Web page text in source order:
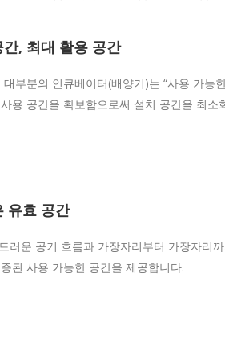
, 최대 활용 공간
대부분의 인큐베이터(배양기)는 “사용 가
용 공간을 확보함으로써 설치 공간을 최소
유효 공간
러운 공기 흐름과 가장자리부터 가장자리
된 사용 가능한 공간을 제공합니다.